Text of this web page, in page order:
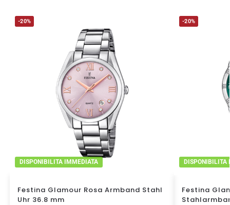
-20%
DISPONIBILITA IMMEDIATA
Festina Glamour Rosa Armband Stahl
Uhr 36.8 mm
-20%
DISPONIBILITA
Festina